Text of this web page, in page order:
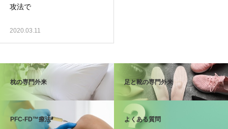
攻法で
2020.03.11
枕の専門外来 足と靴の専門外来
PFC-FD™療法 よくある質問